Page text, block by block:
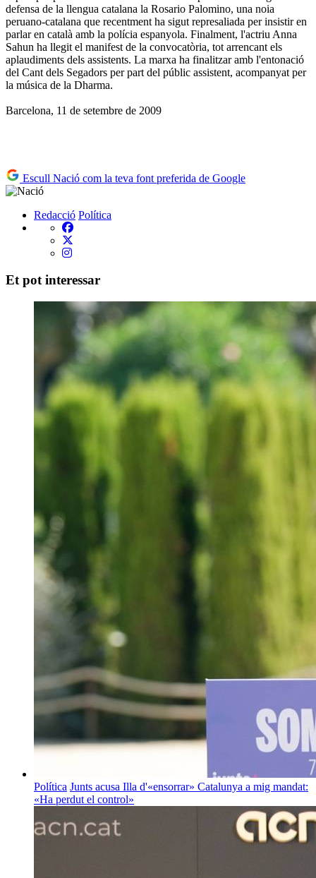
defensa de la llengua catalana la Rosario Palomino, una noia
peruano-catalana que recentment ha sigut represaliada per insistir en
parlar en català amb la polícia espanyola. Finalment, l'actriu Anna
Sahun ha llegit el manifest de la convocatòria, tot arrencant els
aplaudiments dels assistents. La marxa ha finalitzar amb l'entonació
del Cant dels Segadors per part del públic assistent, acompanyat per
la música de la Dharma.
Barcelona, 11 de setembre de 2009
Escull Nació com la teva font preferida de Google
Redacció Política
Et pot interessar
Política Junts acusa Illa d'«ensorrar» Catalunya a mig mandat:
«Ha perdut el control»